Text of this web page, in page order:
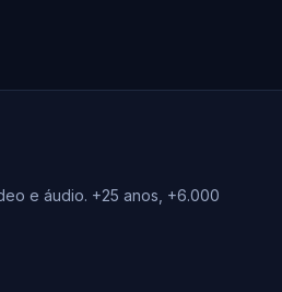
e áudio. +25 anos, +6.000